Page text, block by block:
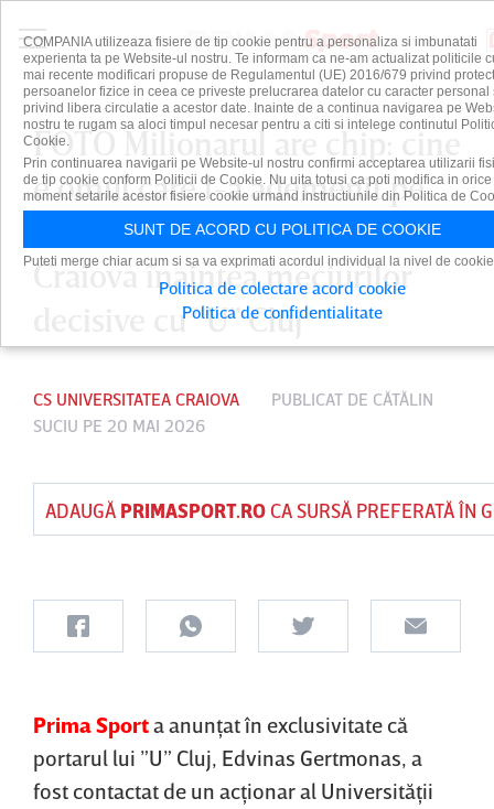
FOTO Milionarul are chip: cine
e omul care l-a ademenit pe
Gertmonas la Universitatea
Craiova înaintea meciurilor
decisive cu ”U” Cluj
CS UNIVERSITATEA CRAIOVA PUBLICAT DE CĂTĂLIN
SUCIU PE 20 MAI 2026
ADAUGĂ PRIMASPORT.ROCA SURSĂ PREFERATĂ ÎN
Prima Sporta anunţat în exclusivitate că
portarul lui ”U” Cluj, Edvinas Gertmonas, a
fost contactat de un acţionar al Universităţii
COMPANIA utilizeaza fisiere de tip cookie pentru a personaliza si imbunatati
experienta ta pe Website-ul nostru. Te informam ca ne-am actualizat politicile
mai recente modificari propuse de Regulamentul (UE) 2016/679 privind
persoanelor fizice in ceea ce priveste prelucrarea datelor cu caracter personal
privind libera circulatie a acestor date. Inainte de a continua navigarea pe
nostru te rugam sa aloci timpul necesar pentru a citi si intelege continutul
Cookie.
Prin continuarea navigarii pe Website-ul nostru confirmi acceptarea utilizarii
de tip cookie conform Politicii de Cookie. Nu uita totusi ca poti modifica in orice
moment setarile acestor fisiere cookie urmand instructiunile din Politica de
SUNT DE ACORD CU POLITICA DE COOKIE
Puteti merge chiar acum si sa va exprimati acordul individual la nivel de
Politica de colectare acord cookie
Politica de confidentialitate